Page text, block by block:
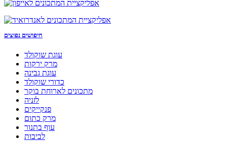
חיפושים נפוצים
עוגת שוקולד
מרק ירקות
עוגת גבינה
כדורי שוקולד
מתכונים לארוחת בוקר
לזניה
פנקייקים
מרק כתום
עוף בתנור
לביבות